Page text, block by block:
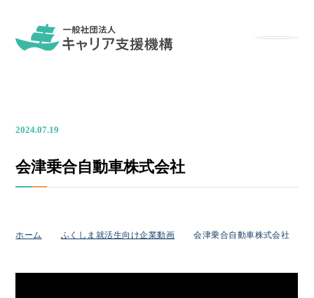
メニュー
2024.07.19
会津乗合自動車株式会社
ホーム ふくしま就活生向け企業動画 会津乗合自動車株式会社